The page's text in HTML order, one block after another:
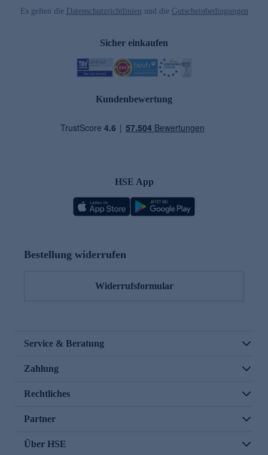
Es gelten die Datenschutzrichtlinien und die Gutscheinbedingungen
Sicher einkaufen
Kundenbewertung
HSE App
Bestellung widerrufen
Widerrufsformular
Service & Beratung
Zahlung
Rechtliches
Partner
Über HSE